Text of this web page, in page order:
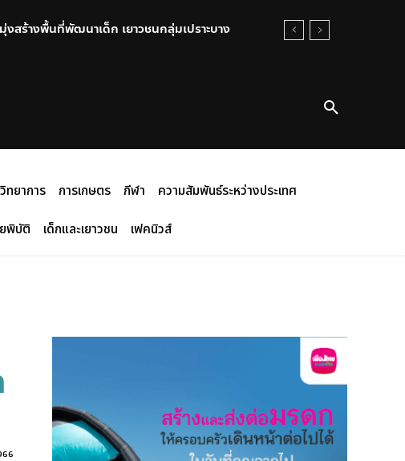
สร้างพื้นที่พัฒนาเด็ก เยาวชนกลุ่มเปราะบาง
ทยาการ การเกษตร กีฬา
ความสัมพันธ์ระหว่างประเทศ
พิบัติ เด็กและเยาวชน เฟคนิวส์